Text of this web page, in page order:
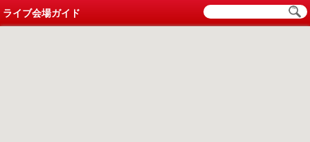
ライブ会場ガイド